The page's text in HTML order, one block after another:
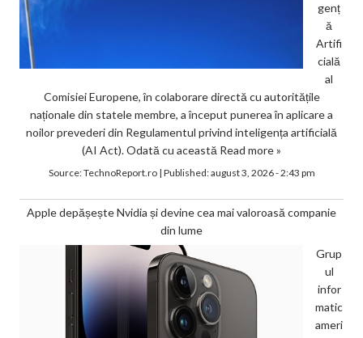
genț
ă
Artifi
cială
al
Comisiei Europene, în colaborare directă cu autoritățile
naționale din statele membre, a început punerea în aplicare a
noilor prevederi din Regulamentul privind inteligența artificială
(AI Act). Odată cu această Read more »
Source:TechnoReport.ro| Published:august 3, 2026 - 2:43 pm
Apple depășește Nvidia și devine cea mai valoroasă companie
din lume
Grup
ul
infor
matic
ameri